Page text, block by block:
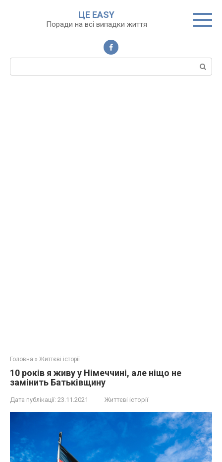
ЦЕ EASY
Поради на всі випадки життя
Пошук:
Головна » Життєві історії
10 років я живу у Німеччині, але ніщо не
замінить Батьківщину
Дата публікації: 23.11.2021 Життєві історії